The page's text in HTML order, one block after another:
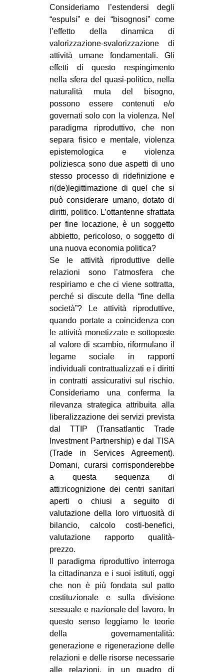
Consideriamo l’estendersi degli
“espulsi” e dei “bisognosi” come
l’effetto della dinamica di
valorizzazione-svalorizzazione di
attività umane fondamentali. Gli
effetti di questo respingimento
nella sfera del quasi-politico, nella
naturalità muta del bisogno,
possono essere contenuti e/o
governati solo con la violenza. Nel
paradigma riproduttivo, che non
separa fisico e mentale, violenza
epistemologica e violenza
poliziesca sono due aspetti di uno
stesso processo di ridefinizione e
ri(de)legittimazione di quel che si
può considerare umano, dotato di
diritti, politico. L’ottantenne sfrattata
per fine locazione, è un soggetto
abbietto, pericoloso, o soggetto di
una nuova economia politica?
Se le attività riproduttive delle
relazioni sono l’atmosfera che
respiriamo e che ci viene sottratta,
perché si discute della “fine della
società”? Le attività riproduttive,
quando portate a coincidenza con
le attività monetizzate e sottoposte
al valore di scambio, riformulano il
legame sociale in rapporti
individuali contrattualizzati e i diritti
in contratti assicurativi sul rischio.
Consideriamo una conferma la
rilevanza strategica attribuita alla
liberalizzazione dei servizi prevista
dal TTIP (Transatlantic Trade
Investment Partnership) e dal TISA
(Trade in Services Agreement).
Domani, curarsi corrisponderebbe
a questa sequenza di
atti:ricognizione dei centri sanitari
aperti o chiusi a seguito di
valutazione della loro virtuosità di
bilancio, calcolo costi-benefici,
valutazione rapporto qualità-
prezzo.
Il paradigma riproduttivo interroga
la cittadinanza e i suoi istituti, oggi
che non è più fondata sul patto
costituzionale e sulla divisione
sessuale e nazionale del lavoro. In
questo senso leggiamo le teorie
della governamentalità:
generazione e rigenerazione delle
relazioni e delle risorse necessarie
alle relazioni, in un quadro di